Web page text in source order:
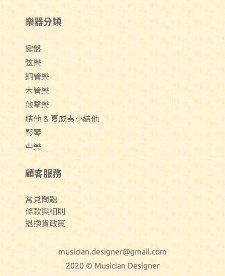
樂器分類
鍵盤
弦樂
銅管樂
木管樂
敲擊樂
結他 & 夏威夷小結他
豎琴
中樂
顧客服務
常見問題
條款與細則
退換貨政策
musician.designer@gmail.com
2020 © Musician Designer